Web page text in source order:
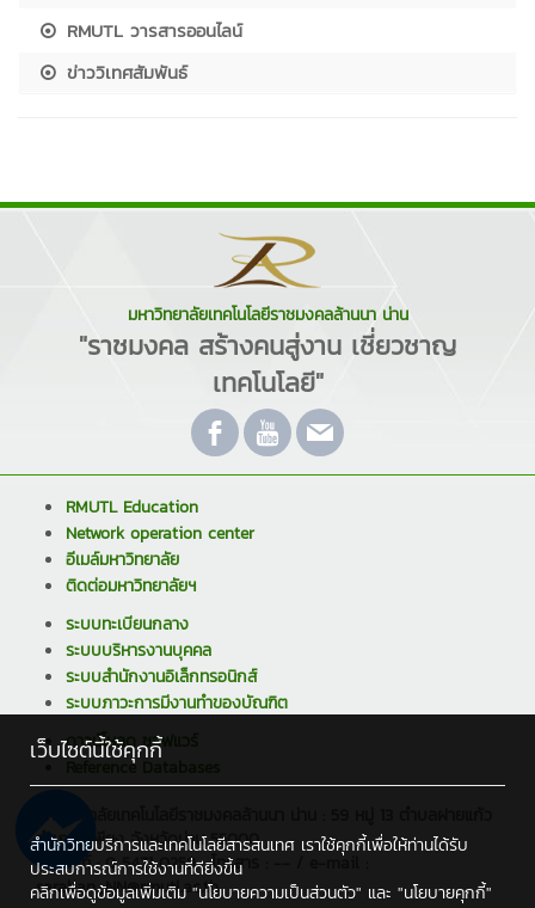
RMUTL วารสารออนไลน์
ข่าววิเทศสัมพันธ์
มหาวิทยาลัยเทคโนโลยีราชมงคลล้านนา น่าน
"ราชมงคล สร้างคนสู่งาน เชี่ยวชาญ
เทคโนโลยี"
RMUTL Education
Network operation center
อีเมล์มหาวิทยาลัย
ติดต่อมหาวิทยาลัยฯ
ระบบทะเบียนกลาง
ระบบบริหารงานบุคคล
ระบบสำนักงานอิเล็กทรอนิกส์
ระบบภาวะการมีงานทำของบัณฑิต
ดาวน์โหลด ซอฟแวร์
Reference Databases
มหาวิทยาลัยเทคโนโลยีราชมงคลล้านนา น่าน : 59 หมู่ 13 ตำบลฝายแก้ว
อำเภอภูเพียง จังหวัดน่าน 55000
โทรศัพท์ : 0 5471 0259 , โทรสาร : -- / e-mail :
saraban_NN@rmutl.ac.th
เว็บไซต์นี้ใช้คุกกี้
สำนักวิทยบริการและเทคโนโลยีสารสนเทศ เราใช้คุกกี้เพื่อให้ท่านได้รับ
ประสบการณ์การใช้งานที่ดียิ่งขึ้น
คลิกเพื่อดูข้อมูลเพิ่มเติม "นโยบายความเป็นส่วนตัว" และ "นโยบายคุกกี้"